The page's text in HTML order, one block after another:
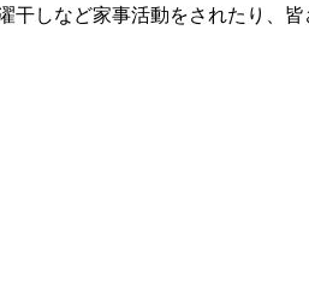
干しなど家事活動をされたり、